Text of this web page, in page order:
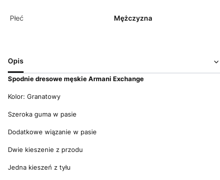
Płeć Mężczyzna
Opis
Spodnie dresowe męskie Armani Exchange
Kolor: Granatowy
Szeroka guma w pasie
Dodatkowe wiązanie w pasie
Dwie kieszenie z przodu
Jedna kieszeń z tyłu